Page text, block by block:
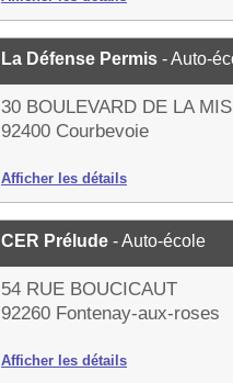
La Défense Permis - Auto-
30 BOULEVARD DE LA
92400 Courbevoie
Afficher les détails
CER Prélude - Auto-école
54 RUE BOUCICAUT
92260 Fontenay-aux-roses
Afficher les détails